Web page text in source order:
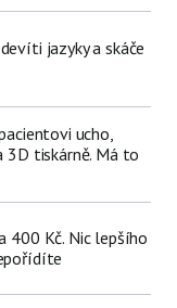
jazyky a skáče
ucho,
tiskárně. Má to
400 Kč. Nic lepšího